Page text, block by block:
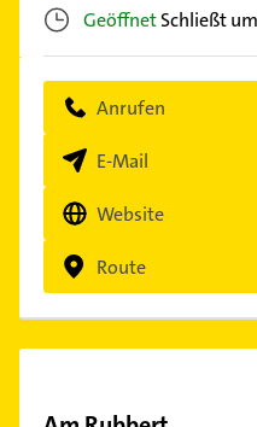
GeöffnetSchließt
Anrufen
E-Mail
Website
Route